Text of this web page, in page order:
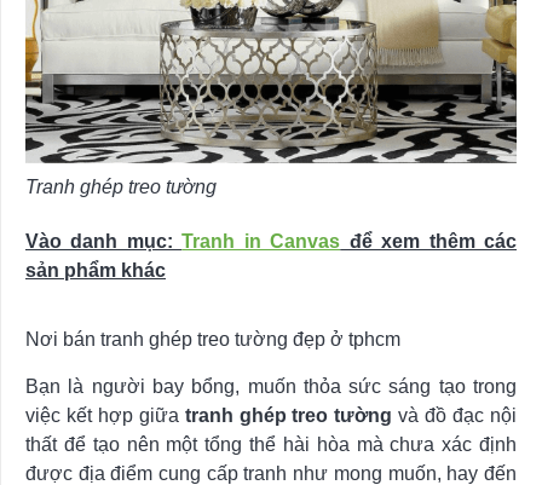
Tranh ghép treo tường
Vào danh mục:Tranh in Canvas để xem thêm các
sản phẩm khác
Nơi bán tranh ghép treo tường đẹp ở tphcm
Bạn là người bay bổng, muốn thỏa sức sáng tạo trong
việc kết hợp giữa tranh ghép treo tường và đồ đạc nội
thất để tạo nên một tổng thể hài hòa mà chưa xác định
được địa điểm cung cấp tranh như mong muốn, hay đến